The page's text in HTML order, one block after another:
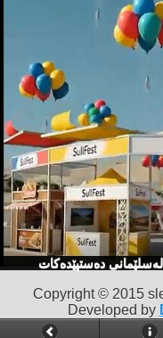
دەستپێدەكات
Copyright © 2015
Developed by